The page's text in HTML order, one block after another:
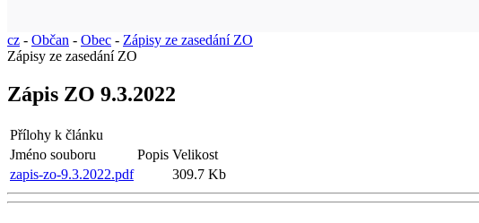
cz - Občan - Obec - Zápisy ze zasedání ZO
Zápisy ze zasedání ZO
Zápis ZO 9.3.2022
Přílohy k článku
Jméno souboru
Popis Velikost
zapis-zo-9.3.2022.pdf
309.7 Kb